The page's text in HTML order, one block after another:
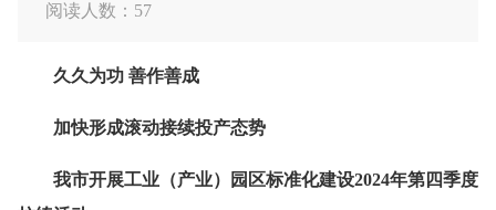
阅读人数： 57
久久为功 善作善成
加快形成滚动接续投产态势
我市开展工业（产业）园区标准化建设2024年第四季度